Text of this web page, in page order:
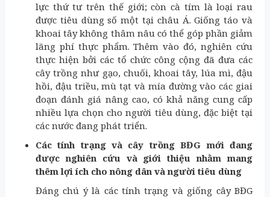
lực thứ tư trên thế giới; còn cà tím là loại rau
được tiêu dùng số một tại châu Á. Giống táo và
khoai tây không thâm nâu có thể góp phần giảm
lãng phí thực phẩm. Thêm vào đó, nghiên cứu
thực hiện bởi các tổ chức công cộng đã đưa các
cây trồng như gạo, chuối, khoai tây, lúa mì, đậu
hồi, đậu triều, mù tạt và mía đường vào các giai
đoạn đánh giá nâng cao, có khả năng cung cấp
nhiều lựa chọn cho người tiêu dùng, đặc biệt tại
các nước đang phát triển.
Các tính trạng và cây trồng BĐG mới đang
được nghiên cứu và giới thiệu nhằm mang
thêm lợi ích cho nông dân và người tiêu dùng
Đáng chú ý là các tính trạng và giống cây BĐG